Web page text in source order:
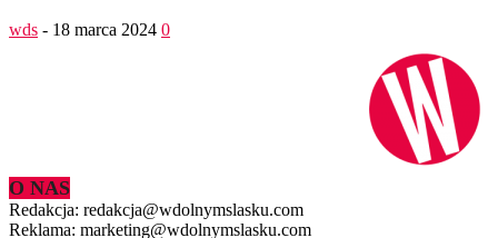
wds - 18 marca 2024 0
O NAS
Redakcja: redakcja@wdolnymslasku.com
Reklama: marketing@wdolnymslasku.com